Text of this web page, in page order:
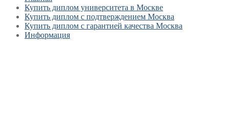
Купить диплом университета в Москве
Купить диплом с подтверждением Москва
Купить диплом с гарантией качества Москва
Информация